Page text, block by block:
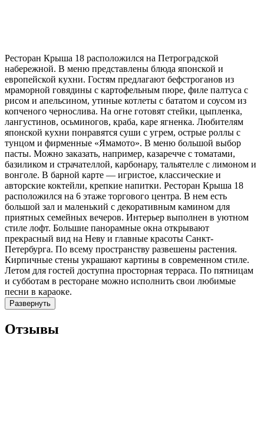
Ресторан Крыша 18 расположился на Петроградской
набережной. В меню представлены блюда японской и
европейской кухни. Гостям предлагают бефстроганов из
мраморной говядины с картофельным пюре, филе палтуса с
рисом и апельсином, утиные котлеты с бататом и соусом из
копченого чернослива. На огне готовят стейки, цыпленка,
лангустинов, осьминогов, краба, каре ягненка. Любителям
японской кухни понравятся суши с угрем, острые роллы с
тунцом и фирменные «Ямамото». В меню большой выбор
пасты. Можно заказать, например, казаречче с томатами,
базиликом и страчателлой, карбонару, тальятелле с лимоном и
вонголе. В барной карте — игристое, классические и
авторские коктейли, крепкие напитки. Ресторан Крыша 18
расположился на 6 этаже торгового центра. В нем есть
большой зал и маленький с декоративным камином для
приятных семейных вечеров. Интерьер выполнен в уютном
стиле лофт. Большие панорамные окна открывают
прекрасный вид на Неву и главные красоты Санкт-
Петербурга. По всему пространству развешены растения.
Кирпичные стены украшают картины в современном стиле.
Летом для гостей доступна просторная терраса. По пятницам
и субботам в ресторане можно исполнить свои любимые
песни в караоке.
Развернуть
Отзывы